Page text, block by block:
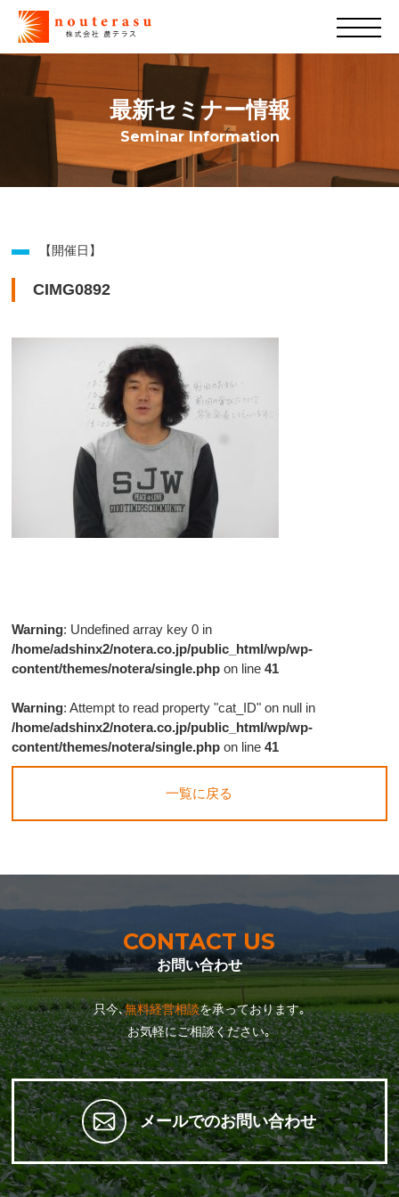
最新セミナー情報
Seminar Information
【開催日】
CIMG0892
Warning: Undefined array key 0 in
/home/adshinx2/notera.co.jp/public_html/wp/wp-
content/themes/notera/single.php on line41
Warning: Attempt to read property "cat_ID" on null in
/home/adshinx2/notera.co.jp/public_html/wp/wp-
content/themes/notera/single.php on line41
一覧に戻る
CONTACT US
お問い合わせ
只今､無料経営相談を承っております｡
お気軽にご相談ください｡
メールでのお問い合わせ